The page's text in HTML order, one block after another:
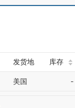
发货地 库存
美国 -